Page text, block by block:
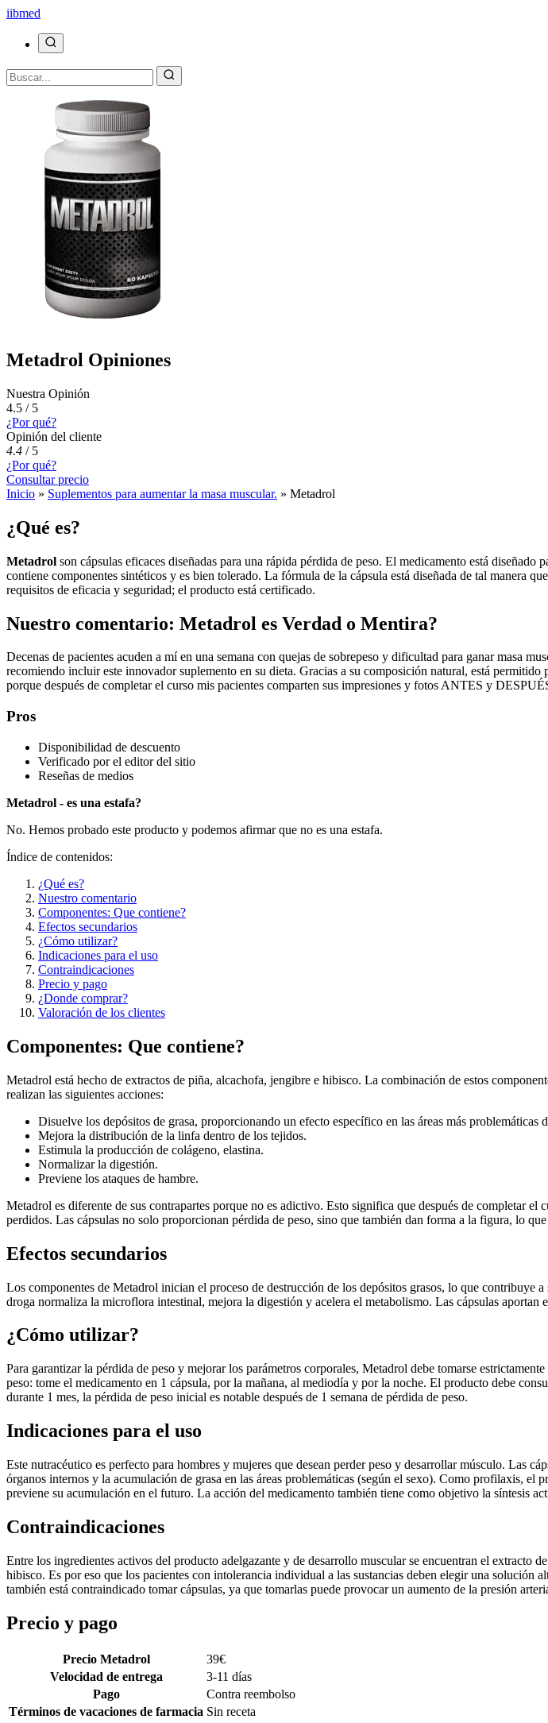
iibmed
Metadrol Opiniones
Nuestra Opinión
4.5 / 5
¿Por qué?
Opinión del cliente
4.4 / 5
¿Por qué?
Consultar precio
Inicio » Suplementos para aumentar la masa muscular. » Metadrol
¿Qué es?
Metadrol son cápsulas eficaces diseñadas para una rápida pérdida de peso. El medicamento está
contiene componentes sintéticos y es bien tolerado. La fórmula de la cápsula está diseñada de tal manera
requisitos de eficacia y seguridad; el producto está certificado.
Nuestro comentario: Metadrol es Verdad o Mentira?
Decenas de pacientes acuden a mí en una semana con quejas de sobrepeso y dificultad para ganar masa
recomiendo incluir este innovador suplemento en su dieta. Gracias a su composición natural, está
porque después de completar el curso mis pacientes comparten sus impresiones y fotos ANTES y
Pros
Disponibilidad de descuento
Verificado por el editor del sitio
Reseñas de medios
Metadrol - es una estafa?
No. Hemos probado este producto y podemos afirmar que no es una estafa.
Índice de contenidos:
¿Qué es?
Nuestro comentario
Componentes: Que contiene?
Efectos secundarios
¿Cómo utilizar?
Indicaciones para el uso
Contraindicaciones
Precio y pago
¿Donde comprar?
Valoración de los clientes
Componentes: Que contiene?
Metadrol está hecho de extractos de piña, alcachofa, jengibre e hibisco. La combinación de estos
realizan las siguientes acciones:
Disuelve los depósitos de grasa, proporcionando un efecto específico en las áreas más problemáticas
Mejora la distribución de la linfa dentro de los tejidos.
Estimula la producción de colágeno, elastina.
Normalizar la digestión.
Previene los ataques de hambre.
Metadrol es diferente de sus contrapartes porque no es adictivo. Esto significa que después de completar
perdidos. Las cápsulas no solo proporcionan pérdida de peso, sino que también dan forma a la figura, lo
Efectos secundarios
Los componentes de Metadrol inician el proceso de destrucción de los depósitos grasos, lo que
droga normaliza la microflora intestinal, mejora la digestión y acelera el metabolismo. Las cápsulas
¿Cómo utilizar?
Para garantizar la pérdida de peso y mejorar los parámetros corporales, Metadrol debe tomarse
peso: tome el medicamento en 1 cápsula, por la mañana, al mediodía y por la noche. El producto debe
durante 1 mes, la pérdida de peso inicial es notable después de 1 semana de pérdida de peso.
Indicaciones para el uso
Este nutracéutico es perfecto para hombres y mujeres que desean perder peso y desarrollar músculo. Las
órganos internos y la acumulación de grasa en las áreas problemáticas (según el sexo). Como profilaxis,
previene su acumulación en el futuro. La acción del medicamento también tiene como objetivo la síntesis
Contraindicaciones
Entre los ingredientes activos del producto adelgazante y de desarrollo muscular se encuentran el
hibisco. Es por eso que los pacientes con intolerancia individual a las sustancias deben elegir una solución
también está contraindicado tomar cápsulas, ya que tomarlas puede provocar un aumento de la presión
Precio y pago
Precio Metadrol 39€
Velocidad de entrega
3-11 días
Pago
Contra reembolso
Términos de vacaciones de farmacia Sin receta